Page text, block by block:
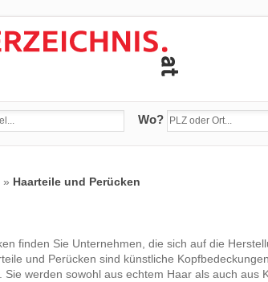
Wo?
» Haarteile und Perücken
finden Sie Unternehmen, die sich auf die
und Perücken sind künstliche
werden sowohl aus echtem Haar als auch aus